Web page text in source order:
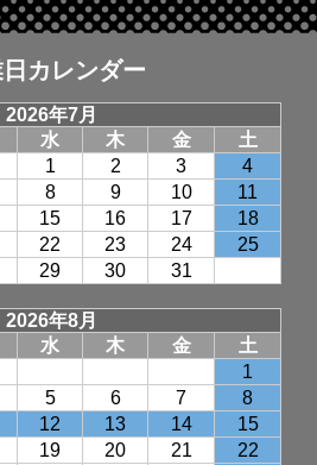
カレンダー